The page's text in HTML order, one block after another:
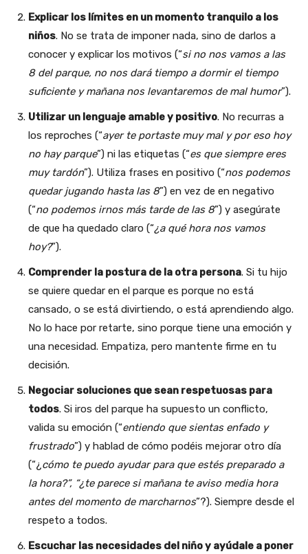
Explicar los límites en un momento tranquilo a los
niños. No se trata de imponer nada, sino de darlos a
conocer y explicar los motivos (“si no nos vamos a las
8 del parque, no nos dará tiempo a dormir el tiempo
suficiente y mañana nos levantaremos de mal humor”).
Utilizar un lenguaje amable y positivo. No recurras a
los reproches (“ayer te portaste muy mal y por eso hoy
no hay parque”) ni las etiquetas (“es que siempre eres
muy tardón”). Utiliza frases en positivo (“nos podemos
quedar jugando hasta las 8”) en vez de en negativo
(“no podemos irnos más tarde de las 8”) y asegúrate
de que ha quedado claro (“¿a qué hora nos vamos
hoy?”).
Comprender la postura de la otra persona. Si tu hijo
se quiere quedar en el parque es porque no está
cansado, o se está divirtiendo, o está aprendiendo algo.
No lo hace por retarte, sino porque tiene una emoción y
una necesidad. Empatiza, pero mantente firme en tu
decisión.
Negociar soluciones que sean respetuosas para
todos. Si iros del parque ha supuesto un conflicto,
valida su emoción (“entiendo que sientas enfado y
frustrado”) y hablad de cómo podéis mejorar otro día
(“¿cómo te puedo ayudar para que estés preparado a
la hora?”, “¿te parece si mañana te aviso media hora
antes del momento de marcharnos”?). Siempre desde el
respeto a todos.
Escuchar las necesidades del niño y ayúdale a poner